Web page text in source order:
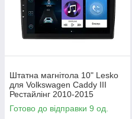
Штатна магнітола 10" Lesko
для Volkswagen Caddy III
Рестайлінг 2010-2015
1/16Gb/ Wi-Fi GPS Optima
Вольксв 9 шт.
Готово до відправки 9 од.